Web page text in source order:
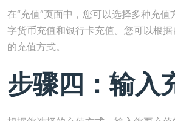
在“充值”页面中，您可以选择多种充值
字货币充值和银行卡充值。您可以根
的充值方式。
步骤四：输入